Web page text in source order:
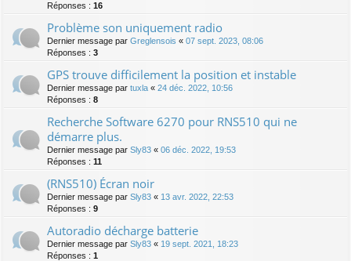
Réponses : 16
Problème son uniquement radio
Dernier message par Greglensois « 07 sept. 2023, 08:06
Réponses : 3
GPS trouve difficilement la position et instable
Dernier message par tuxla « 24 déc. 2022, 10:56
Réponses : 8
Recherche Software 6270 pour RNS510 qui ne
démarre plus.
Dernier message par Sly83 « 06 déc. 2022, 19:53
Réponses : 11
(RNS510) Écran noir
Dernier message par Sly83 « 13 avr. 2022, 22:53
Réponses : 9
Autoradio décharge batterie
Dernier message par Sly83 « 19 sept. 2021, 18:23
Réponses : 1